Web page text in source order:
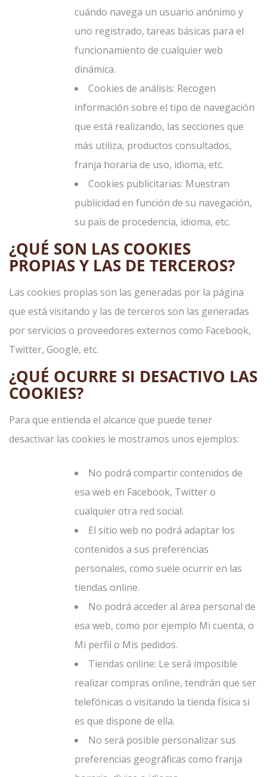
cuándo navega un usuario anónimo y
uno registrado, tareas básicas para el
funcionamiento de cualquier web
dinámica.
Cookies de análisis: Recogen
información sobre el tipo de navegación
que está realizando, las secciones que
más utiliza, productos consultados,
franja horaria de uso, idioma, etc.
Cookies publicitarias: Muestran
publicidad en función de su navegación,
su país de procedencia, idioma, etc.
¿QUÉ SON LAS COOKIES
PROPIAS Y LAS DE TERCEROS?
Las cookies propias son las generadas por la página
que está visitando y las de terceros son las generadas
por servicios o proveedores externos como Facebook,
Twitter, Google, etc.
¿QUÉ OCURRE SI DESACTIVO LAS
COOKIES?
Para que entienda el alcance que puede tener
desactivar las cookies le mostramos unos ejemplos:
No podrá compartir contenidos de
esa web en Facebook, Twitter o
cualquier otra red social.
El sitio web no podrá adaptar los
contenidos a sus preferencias
personales, como suele ocurrir en las
tiendas online.
No podrá acceder al área personal de
esa web, como por ejemplo Mi cuenta, o
Mi perfil o Mis pedidos.
Tiendas online: Le será imposible
realizar compras online, tendrán que ser
telefónicas o visitando la tienda física si
es que dispone de ella.
No será posible personalizar sus
preferencias geográficas como franja